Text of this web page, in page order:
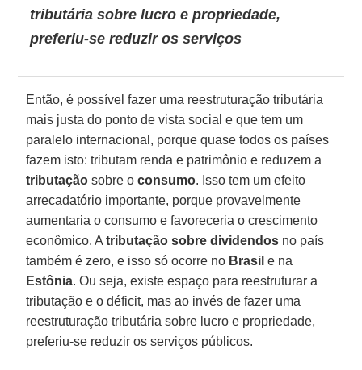
tributária sobre lucro e propriedade,
preferiu-se reduzir os serviços
Então, é possível fazer uma reestruturação tributária
mais justa do ponto de vista social e que tem um
paralelo internacional, porque quase todos os países
fazem isto: tributam renda e patrimônio e reduzem a
tributação sobre oconsumo. Isso tem um efeito
arrecadatório importante, porque provavelmente
aumentaria o consumo e favoreceria o crescimento
econômico. Atributação sobre dividendos no país
também é zero, e isso só ocorre no Brasil e na
Estônia. Ou seja, existe espaço para reestruturar a
tributação e o déficit, mas ao invés de fazer uma
reestruturação tributária sobre lucro e propriedade,
preferiu-se reduzir os serviços públicos.